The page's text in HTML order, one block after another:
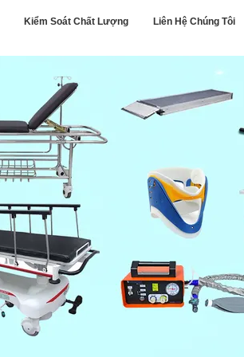
Kiểm Soát Chất Lượng Liên Hệ Chúng Tôi